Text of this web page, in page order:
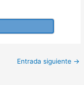
Entrada siguiente →